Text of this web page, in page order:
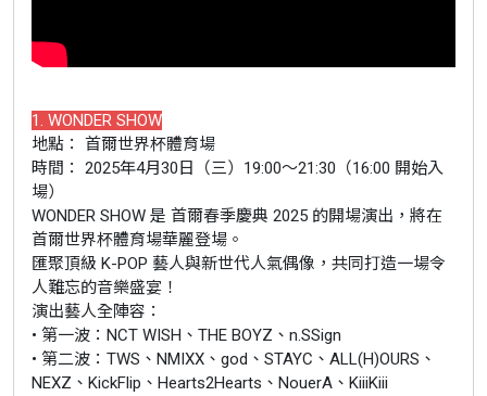
1. WONDER SHOW
地點： 首爾世界杯體育場
時間： 2025年4月30日（三）19:00～21:30（16:00 開始入
場）
WONDER SHOW 是 首爾春季慶典 2025 的開場演出，將在
首爾世界杯體育場華麗登場。
匯聚頂級 K-POP 藝人與新世代人氣偶像，共同打造一場令
人難忘的音樂盛宴！
演出藝人全陣容：
• 第一波：NCT WISH、THE BOYZ、n.SSign
• 第二波：TWS、NMIXX、god、STAYC、ALL(H)OURS、
NEXZ、KickFlip、Hearts2Hearts、NouerA、KiiiKiii